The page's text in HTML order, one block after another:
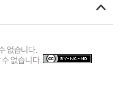
없습니다.
없습니다.